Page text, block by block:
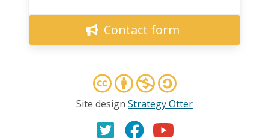
Contact form
Site design Strategy Otter